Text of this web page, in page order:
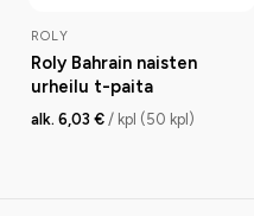
ROLY
Roly Bahrain naisten
urheilu t-paita
alk. 6,03 € / kpl (50 kpl)